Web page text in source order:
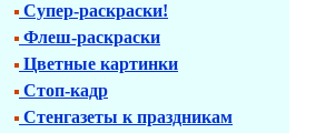
Супер-раскраски!
Флеш-раскраски
Цветные картинки
Стоп-кадр
Стенгазеты к праздникам